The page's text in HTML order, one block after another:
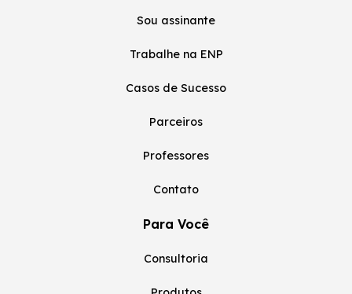
Sou assinante
Trabalhe na ENP
Casos de Sucesso
Parceiros
Professores
Contato
Para Você
Consultoria